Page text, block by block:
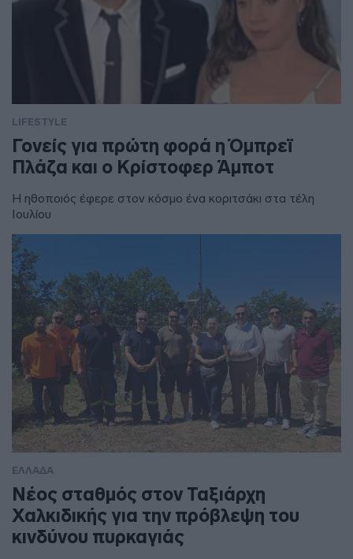
LIFESTYLE
Γονείς για πρώτη φορά η Όμπρεϊ
Πλάζα και ο Κρίστοφερ Άμποτ
Η ηθοποιός έφερε στον κόσμο ένα κοριτσάκι στα τέλη
Ιουλίου
ΕΛΛΑΔΑ
Νέος σταθμός στον Ταξιάρχη
Χαλκιδικής για την πρόβλεψη του
κινδύνου πυρκαγιάς